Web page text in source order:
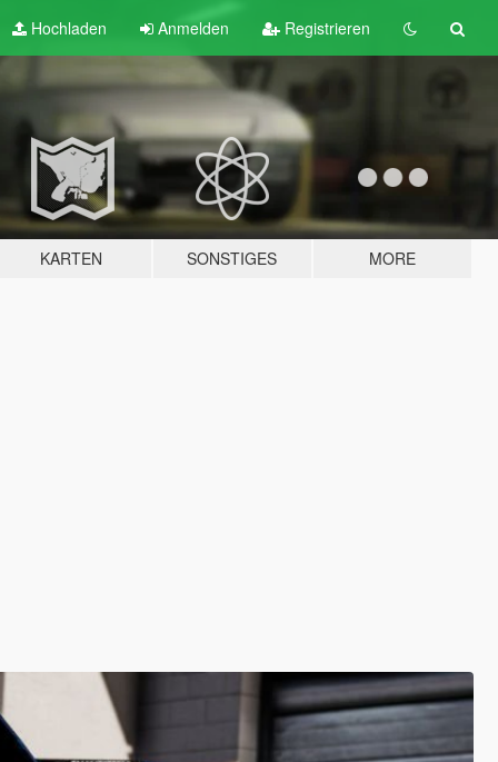
Hochladen Anmelden Registrieren
KARTEN SONSTIGES MORE